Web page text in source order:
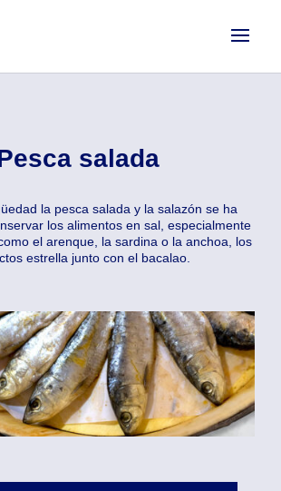
salada
la pesca salada y la salazón se ha
los alimentos en sal, especialmente
el arenque, la sardina o la anchoa, los
estrella junto con el bacalao.